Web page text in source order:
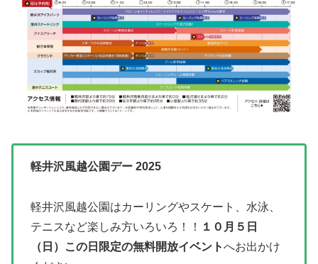
軽井沢風越公園デー 2025
軽井沢風越公園はカーリングやスケート、水泳、
テニスなど楽しみ方いろいろ！！
１０月５日
（日）この日限定の無料開放イベントへお出かけ